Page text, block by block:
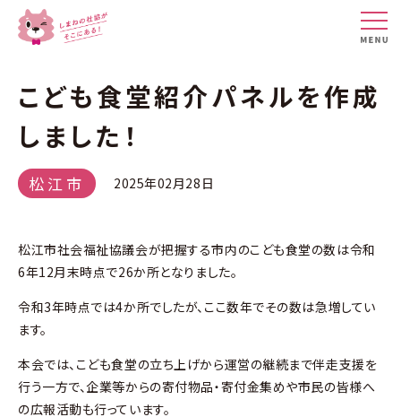
こども食堂紹介パネルを作成
しました！
松江市 2025年02月28日
松江市社会福祉協議会が把握する市内のこども食堂の数は令和
6年12月末時点で26か所となりました。
令和3年時点では4か所でしたが、ここ数年でその数は急増してい
ます。
本会では、こども食堂の立ち上げから運営の継続まで伴走支援を
行う一方で、企業等からの寄付物品・寄付金集めや市民の皆様へ
の広報活動も行っています。